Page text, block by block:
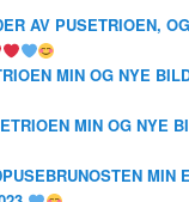
AV PUSETRIOEN,
MIN OG NYE
MIN OG NYE
MIN